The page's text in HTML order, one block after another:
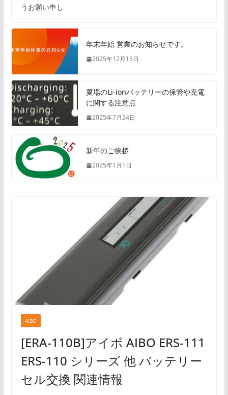
うお願い申し
年末年始 営業のお知らせです。
2025年12月13日
夏場のLi-ionバッテリーの保管や充電
に関する注意点
2025年7月24日
新年のご挨拶
2025年1月1日
AIBO
[ERA-110B]アイボ AIBO ERS-111
ERS-110 シリーズ 他 バッテリー
セル交換 関連情報